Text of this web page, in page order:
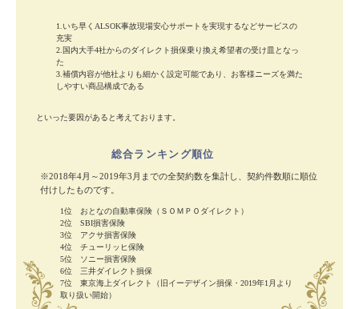
1.いち早くALSOK事故現場安心サポートを実現するなどサービスの
充実
2.国内大手4社からのダイレクト損保乗り換え希望者の受け皿となっ
た
3.補償内容が他社よりも細かく設定可能であり、お客様ニーズを満た
しやすい商品構成である
といった要因があると考えております。
総合ランキング順位
※2018年4月～2019年3月までの全契約数を集計し、契約件数順に順位
付けしたものです。
1位 おとなの自動車保険（ＳＯＭＰＯダイレクト）
2位 SBI損害保険
3位 アクサ損害保険
4位 チューリッヒ保険
5位 ソニー損害保険
6位 三井ダイレクト損保
7位 東京海上ダイレクト（旧イーデザイン損保・2019年1月より
取り扱い開始）